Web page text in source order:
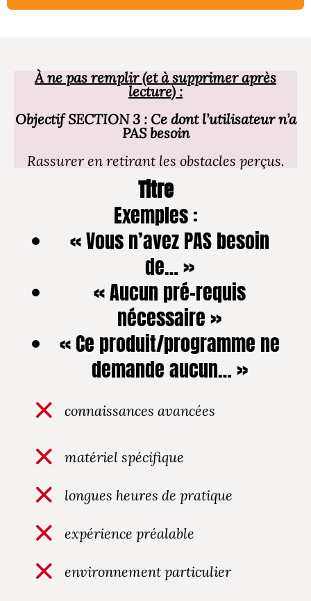
À ne pas remplir (et à supprimer après
lecture) :
Objectif SECTION 3 : Ce dont l’utilisateur n’a
PAS besoin
Rassurer en retirant les obstacles perçus.
Titre
Exemples :
« Vous n’avez PAS besoin
de… »
« Aucun pré-requis
nécessaire »
« Ce produit/programme ne
demande aucun… »
connaissances avancées
matériel spécifique
longues heures de pratique
expérience préalable
environnement particulier